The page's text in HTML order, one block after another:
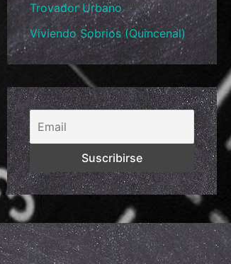
Trovador Urbano
Viviendo Sobrios (Quincenal)